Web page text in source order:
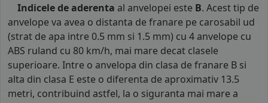
Indicele de aderenta al anvelopei este B. Acest tip de
anvelope va avea o distanta de franare pe carosabil ud
(strat de apa intre 0.5 mm si 1.5 mm) cu 4 anvelope cu
ABS ruland cu 80 km/h, mai mare decat clasele
superioare. Intre o anvelopa din clasa de franare B si
alta din clasa E este o diferenta de aproximativ 13.5
metri, contribuind astfel, la o siguranta mai mare a